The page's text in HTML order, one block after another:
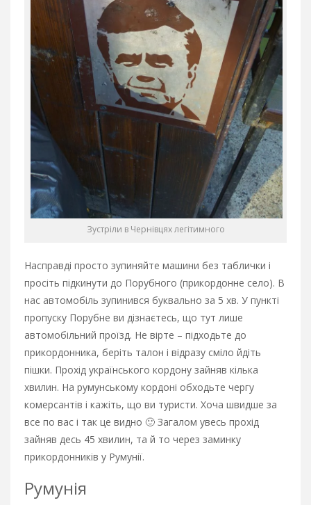
Зустріли в Чернівцях легітимного
Насправді просто зупиняйте машини без таблички і
просіть підкинути до Порубного (прикордонне село). В
нас автомобіль зупинився буквально за 5 хв. У пункті
пропуску Порубне ви дізнаєтесь, що тут лише
автомобільний проїзд. Не вірте – підходьте до
прикордонника, беріть талон і відразу сміло йдіть
пішки. Прохід українського кордону зайняв кілька
хвилин. На румунському кордоні обходьте чергу
комерсантів і кажіть, що ви туристи. Хоча швидше за
все по вас і так це видно 🙂 Загалом увесь прохід
зайняв десь 45 хвилин, та й то через заминку
прикордонників у Румунії.
Румунія